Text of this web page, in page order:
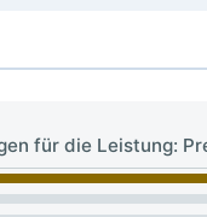
für die Leistung: